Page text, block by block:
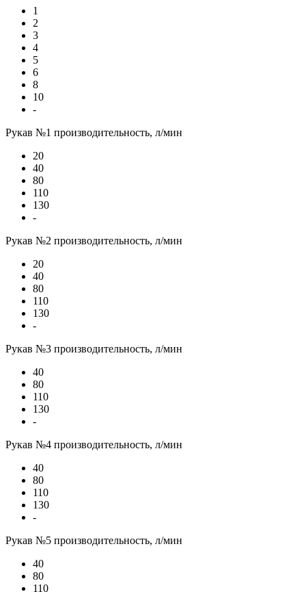
1
2
3
4
5
6
8
10
-
Рукав №1 производительность, л/мин
20
40
80
110
130
-
Рукав №2 производительность, л/мин
20
40
80
110
130
-
Рукав №3 производительность, л/мин
40
80
110
130
-
Рукав №4 производительность, л/мин
40
80
110
130
-
Рукав №5 производительность, л/мин
40
80
110